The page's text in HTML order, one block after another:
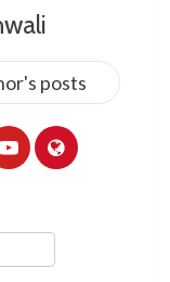
posts